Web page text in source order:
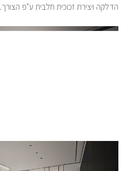
הדלקה ויצירת זכוכית חלבית ע"פ הצורך.